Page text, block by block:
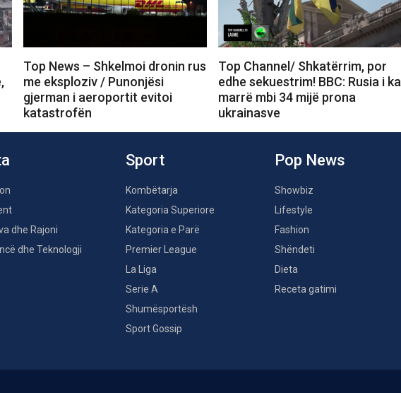
Top News – Shkelmoi dronin rus
me eksploziv / Punonjësi
gjerman i aeroportit evitoi
katastrofën
Top Channel/ Shkatërrim, por
edhe sekuestrim! BBC: Rusia i ka
marrë mbi 34 mijë prona
ukrainasve
dhe Rajoni
dhe Teknologji
Sport
Kombëtarja
Kategoria Superiore
Kategoria e Parë
Premier League
La Liga
Serie A
Shumësportësh
Sport Gossip
Pop News
Showbiz
Lifestyle
Fashion
Shëndeti
Dieta
Receta gatimi